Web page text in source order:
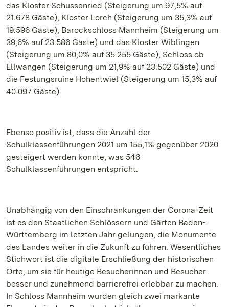
das Kloster Schussenried (Steigerung um 97,5% auf
21.678 Gäste), Kloster Lorch (Steigerung um 35,3% auf
19.596 Gäste), Barockschloss Mannheim (Steigerung um
39,6% auf 23.586 Gäste) und das Kloster Wiblingen
(Steigerung um 80,0% auf 35.255 Gäste), Schloss ob
Ellwangen (Steigerung um 21,9% auf 23.502 Gäste) und
die Festungsruine Hohentwiel (Steigerung um 15,3% auf
40.097 Gäste).
Ebenso positiv ist, dass die Anzahl der
Schulklassenführungen 2021 um 155,1% gegenüber 2020
gesteigert werden konnte, was 546
Schulklassenführungen entspricht.
Unabhängig von den Einschränkungen der Corona-Zeit
ist es den Staatlichen Schlössern und Gärten Baden-
Württemberg im letzten Jahr gelungen, die Monumente
des Landes weiter in die Zukunft zu führen. Wesentliches
Stichwort ist die digitale Erschließung der historischen
Orte, um sie für heutige Besucherinnen und Besucher
besser und zunehmend barrierefrei erlebbar zu machen.
In Schloss Mannheim wurden gleich zwei markante